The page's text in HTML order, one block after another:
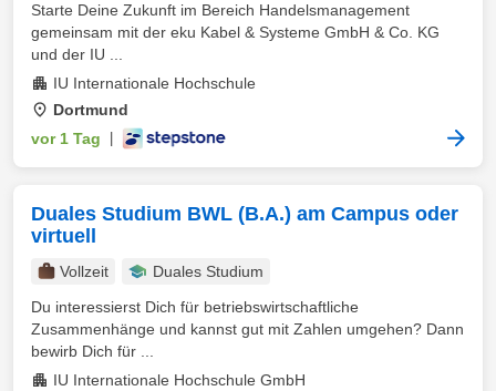
Starte Deine Zukunft im Bereich Handelsmanagement
gemeinsam mit der eku Kabel & Systeme GmbH & Co. KG
und der IU ...
IU Internationale Hochschule
Dortmund
vor 1 Tag
Duales Studium BWL (B.A.) am Campus oder
virtuell
Vollzeit
Duales Studium
Du interessierst Dich für betriebswirtschaftliche
Zusammenhänge und kannst gut mit Zahlen umgehen? Dann
bewirb Dich für ...
IU Internationale Hochschule GmbH